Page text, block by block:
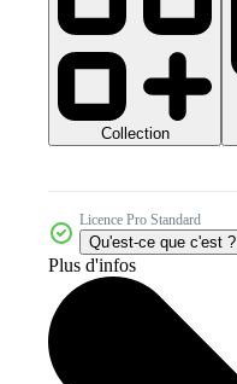
Collection
Licence Pro Standard
Qu'est-ce que c'est ?
Plus d'infos